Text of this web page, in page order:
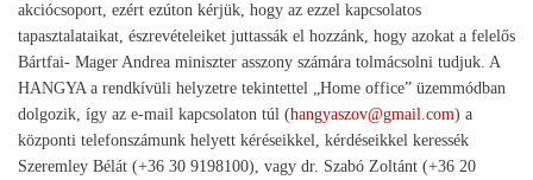
akciócsoport, ezért ezúton kérjük, hogy az ezzel kapcsolatos
tapasztalataikat, észrevételeiket juttassák el hozzánk, hogy azokat a felelős
Bártfai- Mager Andrea miniszter asszony számára tolmácsolni tudjuk. A
HANGYA a rendkívüli helyzetre tekintettel „Home office” üzemmódban
dolgozik, így az e-mail kapcsolaton túl (hangyaszov@gmail.com) a
központi telefonszámunk helyett kéréseikkel, kérdéseikkel keressék
Szeremley Bélát (+36 30 9198100), vagy dr. Szabó Zoltánt (+36 20